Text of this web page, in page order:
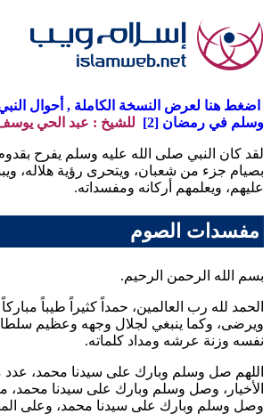
اضغط هنا لعرض النسخة الكاملة , أحوال
وسلم في رمضان [2]
للشيخ : عبد الحي
لقد كان النبي صلى الله عليه وسلم يفرح
بصيام جزء من شعبان، ويتحرى رؤية هلاله،
عليهم، ويعلمهم أركانه ومفسداته.
مفسدات الصوم
بسم الله الرحمن الرحيم.
الحمد لله رب العالمين، حمداً كثيراً طيباً
ويرضى، وكما ينبغي لجلال وجهه وعظيم
نفسه وزنة عرشه ومداد كلماته.
اللهم صل وسلم وبارك على سيدنا محمد، عدد
الأخيار، وصل وسلم وبارك على سيدنا محمد، ما
وصل وسلم وبارك على سيدنا محمد، وعلى